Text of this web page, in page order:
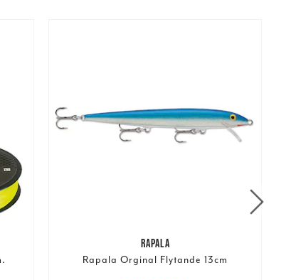
RAPALA
Rapala Orginal Flytande 13cm